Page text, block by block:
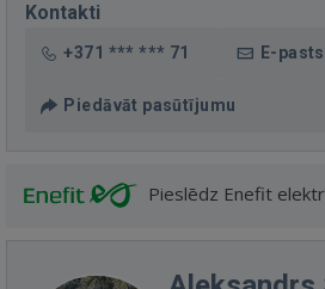
Kontakti
+371 *** *** 71 E-pasts
Piedāvāt pasūtījumu
Pieslēdz Enefit